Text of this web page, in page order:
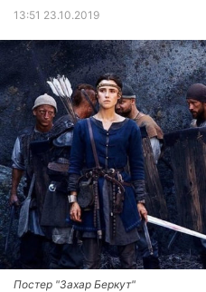
13:51 23.10.2019
Постер "Захар Беркут"